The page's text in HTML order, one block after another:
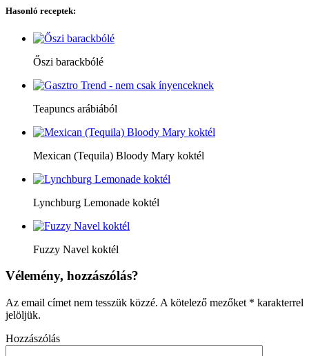
Hasonló receptek:
Őszi barackbólé
Teapuncs arábiából
Mexican (Tequila) Bloody Mary koktél
Lynchburg Lemonade koktél
Fuzzy Navel koktél
Vélemény, hozzászólás?
Az email címet nem tesszük közzé. A kötelező mezőket * karakterrel
jelöljük.
Hozzászólás